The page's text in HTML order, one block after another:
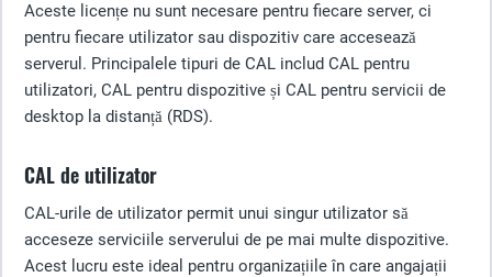
Aceste licențe nu sunt necesare pentru fiecare server, ci
pentru fiecare utilizator sau dispozitiv care accesează
serverul. Principalele tipuri de CAL includ CAL pentru
utilizatori, CAL pentru dispozitive și CAL pentru servicii de
desktop la distanță (RDS).
CAL de utilizator
CAL-urile de utilizator permit unui singur utilizator să
acceseze serviciile serverului de pe mai multe dispozitive.
Acest lucru este ideal pentru organizațiile în care angajații